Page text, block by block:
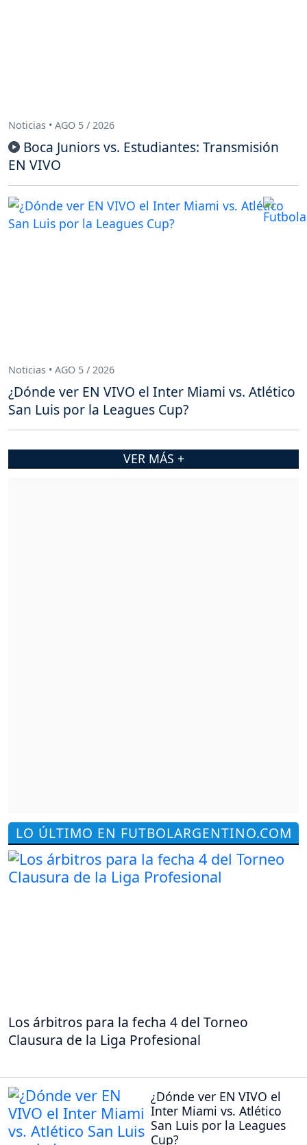
LO ÚLTIMO EN FUTBOLARGENTINO.COM
Los árbitros para la fecha 4 del Torneo
Clausura de la Liga Profesional
¿Dónde ver EN VIVO el
Inter Miami vs. Atlético
San Luis por la Leagues
Cup?
Noticias • AGO 5 / 2026
Boca Juniors vs. Estudiantes: Transmisión
EN VIVO
Noticias • AGO 5 / 2026
¿Dónde ver EN VIVO el Inter Miami vs. Atlético
San Luis por la Leagues Cup?
VER MÁS +